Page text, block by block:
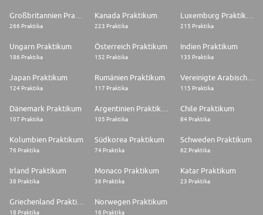
266 Praktika
Kanada Praktikum
223 Praktika 215 Praktika
Ungarn Praktikum
186 Praktika
Österreich Praktikum
152 Praktika
Indien Praktikum
135 Praktika
Japan Praktikum
124 Praktika
Rumänien Praktikum
117 Praktika
Vereinigte Arabische Emirate Praktikum
115 Praktika
Dänemark Praktikum
107 Praktika 105 Praktika
Chile Praktikum
84 Praktika
Kolumbien Praktikum
76 Praktika
Südkorea Praktikum
74 Praktika
Schweden Praktikum
62 Praktika
Irland Praktikum
38 Praktika
Monaco Praktikum
36 Praktika
Katar Praktikum
23 Praktika
18 Praktika
Norwegen Praktikum
16 Praktika